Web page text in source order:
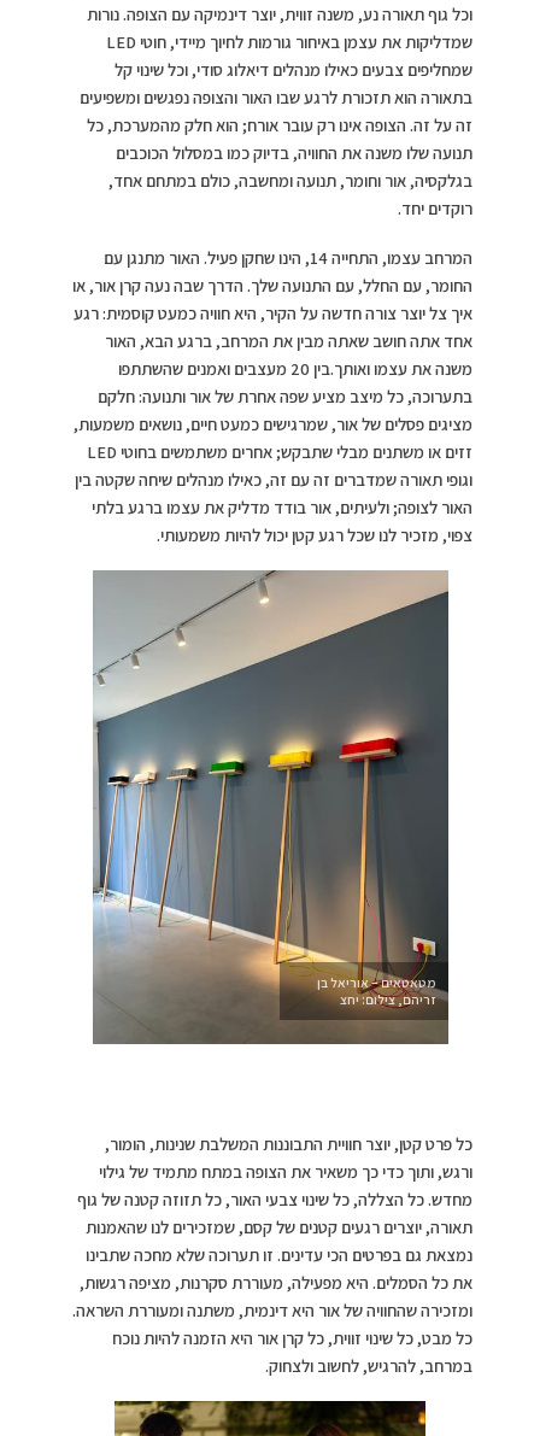
וכל גוף תאורה נע, משנה זווית, יוצר דינמיקה עם הצופה. נורות
שמדליקות את עצמן באיחור גורמות לחיוך מיידי, חוטי LED
שמחליפים צבעים כאילו מנהלים דיאלוג סודי, וכל שינוי קל
בתאורה הוא תזכורת לרגע שבו האור והצופה נפגשים ומשפיעים
זה על זה. הצופה אינו רק עובר אורח; הוא חלק מהמערכת, כל
תנועה שלו משנה את החוויה, בדיוק כמו במסלול הכוכבים
בגלקסיה, אור וחומר, תנועה ומחשבה, כולם במתחם אחד,
רוקדים יחד.
המרחב עצמו, התחייה 14, הינו שחקן פעיל. האור מתנגן עם
החומר, עם החלל, עם התנועה שלך. הדרך שבה נעה קרן אור, או
איך צל יוצר צורה חדשה על הקיר, היא חוויה כמעט קוסמית: רגע
אחד אתה חושב שאתה מבין את המרחב, ברגע הבא, האור
משנה את עצמו ואותך.בין 20 מעצבים ואמנים שהשתתפו
בתערוכה, כל מיצב מציע שפה אחרת של אור ותנועה: חלקם
מציגים פסלים של אור, שמרגישים כמעט חיים, נושאים משמעות,
זזים או משתנים מבלי שתבקש; אחרים משתמשים בחוטי LED
וגופי תאורה שמדברים זה עם זה, כאילו מנהלים שיחה שקטה בין
האור לצופה; ולעיתים, אור בודד מדליק את עצמו ברגע בלתי
צפוי, מזכיר לנו שכל רגע קטן יכול להיות משמעותי.
מטאטאים – אוריאל בן
זריהם, צילום: יחצ
כל פרט קטן, יוצר חוויית התבוננות המשלבת שנינות, הומור,
ורגש, ותוך כדי כך משאיר את הצופה במתח מתמיד של גילוי
מחדש. כל הצללה, כל שינוי צבעי האור, כל תזוזה קטנה של גוף
תאורה, יוצרים רגעים קטנים של קסם, שמזכירים לנו שהאמנות
נמצאת גם בפרטים הכי עדינים. זו תערוכה שלא מחכה שתבינו
את כל הסמלים. היא מפעילה, מעוררת סקרנות, מציפה רגשות,
ומזכירה שהחוויה של אור היא דינמית, משתנה ומעוררת השראה.
כל מבט, כל שינוי זווית, כל קרן אור היא הזמנה להיות נוכח
במרחב, להרגיש, לחשוב ולצחוק.